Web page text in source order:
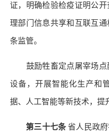
证，明确检验检疫证明公
理部门信息共享和互联互
条监管。
鼓励牲畜定点屠宰场点
设备，开展智能化生产和
据、人工智能等新技术，提
第三十七条省人民政府